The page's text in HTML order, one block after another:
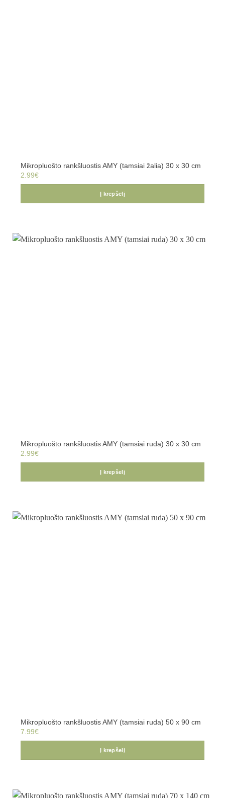
Mikropluošto rankšluostis AMY (tamsiai žalia) 30 x 30 cm
2.99€
Į krepšelį
Mikropluošto rankšluostis AMY (tamsiai ruda) 30 x 30 cm
2.99€
Į krepšelį
Mikropluošto rankšluostis AMY (tamsiai ruda) 50 x 90 cm
7.99€
Į krepšelį